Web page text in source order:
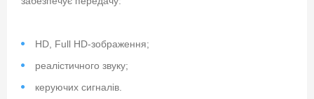
HD, Full HD-зображення;
реалістичного звуку;
керуючих сигналів.